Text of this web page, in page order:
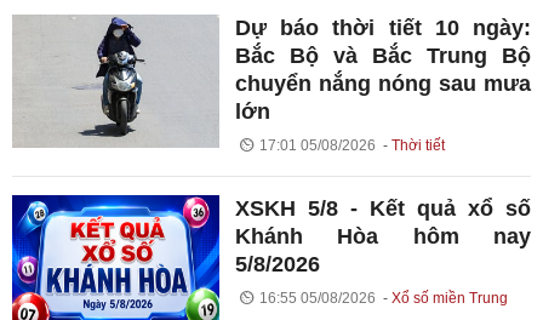
Dự báo thời tiết 10 ngày:
Bắc Bộ và Bắc Trung Bộ
chuyển nắng nóng sau mưa
lớn
17:01 05/08/2026 Thời tiết
XSKH 5/8 - Kết quả xổ số
Khánh Hòa hôm nay
5/8/2026
16:55 05/08/2026 Xổ số miền Trung